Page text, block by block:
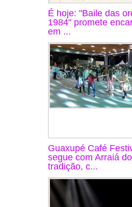
É hoje: "Baile das
1984" promete
em ...
Guaxupé Café
segue com Arraiá
tradição, c...